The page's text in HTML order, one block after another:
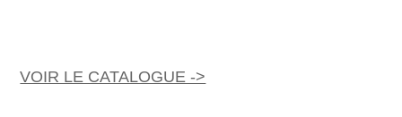
VOIR LE CATALOGUE ->